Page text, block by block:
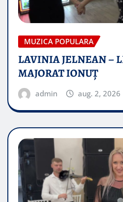
MUZICA POPULARA
LAVINIA JELNEAN –
MAJORAT IONUŢ
admin aug. 2, 2026